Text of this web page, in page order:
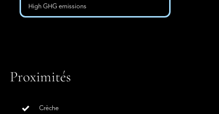
High GHG emissions
Proximités
Crèche